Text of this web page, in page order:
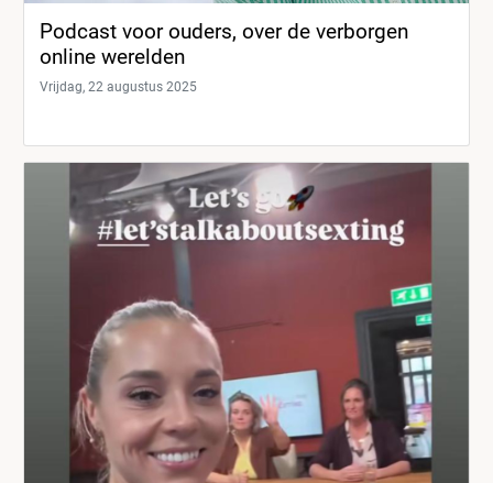
Podcast voor ouders, over de verborgen
online werelden
Vrijdag, 22 augustus 2025